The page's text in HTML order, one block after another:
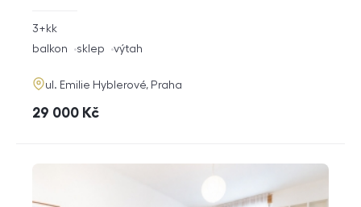
rozměry
3+kk
funkce
balkon sklep výtah
adresa
ul. Emilie Hyblerové, Praha
cena
29 000 Kč